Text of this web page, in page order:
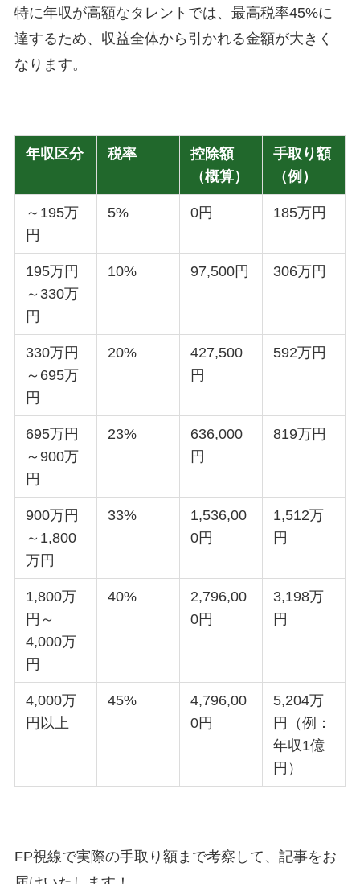
特に年収が高額なタレントでは、最高税率45%に
達するため、収益全体から引かれる金額が大きく
なります。
年収区分 税率
控除額
（概算）
手取り額
（例）
～195万
円
5% 0円 185万円
195万円
～330万
円
10% 97,500円 306万円
330万円
～695万
円
20%
427,500
円
592万円
695万円
～900万
円
23%
636,000
円
819万円
900万円
～1,800
万円
33%
1,536,00
0円
1,512万
円
1,800万
円～
4,000万
円
40%
2,796,00
0円
3,198万
円
4,000万
円以上
45%
4,796,00
0円
5,204万
円（例：
年収1億
円）
FP視線で実際の手取り額まで考察して、記事をお